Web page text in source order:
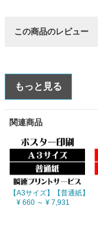
この商品のレビュー
もっと見る
関連商品
【A3サイズ】【普通紙】
¥ 660 ～ ¥ 7,931